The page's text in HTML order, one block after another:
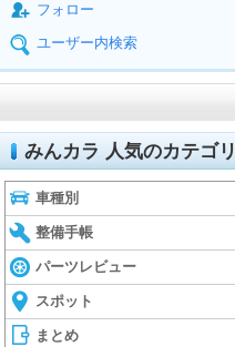
フォロー
ユーザー内検索
みんカラ 人気のカテゴリ
車種別
整備手帳
パーツレビュー
スポット
まとめ